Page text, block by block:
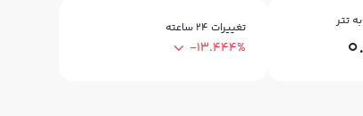
تتر تغییرات ۲۴ ساعته
-13.444%